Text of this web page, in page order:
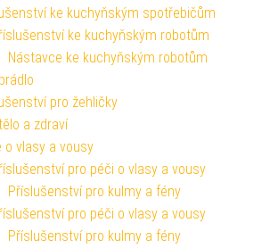
ke kuchyňským spotřebičům
ke kuchyňským robotům
Nástavce ke kuchyňským robotům
pro žehličky
a zdraví
o vlasy a vousy
pro péči o vlasy a vousy
Příslušenství pro kulmy a fény
pro péči o vlasy a vousy
Příslušenství pro kulmy a fény